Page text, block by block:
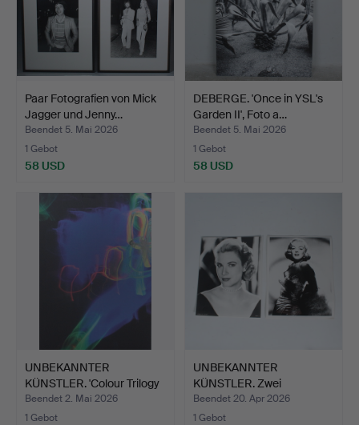
Paar Fotografien von Mick
Jagger und Jenny…
Beendet 5. Mai 2026
1 Gebot
58 USD
DEBERGE. 'Once in YSL's
Garden II', Foto a…
Beendet 5. Mai 2026
1 Gebot
58 USD
UNBEKANNTER
KÜNSTLER. 'Colour Trilogy
III'…
Beendet 2. Mai 2026
1 Gebot
UNBEKANNTER
KÜNSTLER. Zwei
Fotografien , '…
Beendet 20. Apr 2026
1 Gebot